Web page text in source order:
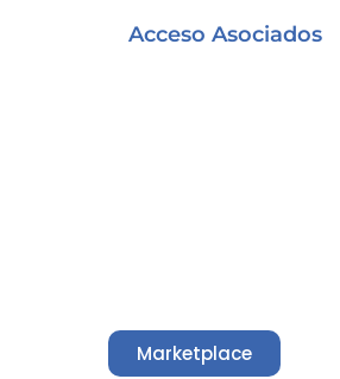
Acceso Asociados
Marketplace